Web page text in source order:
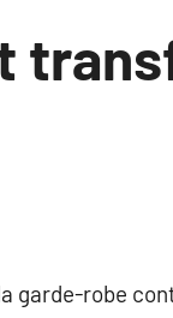
garde-robe